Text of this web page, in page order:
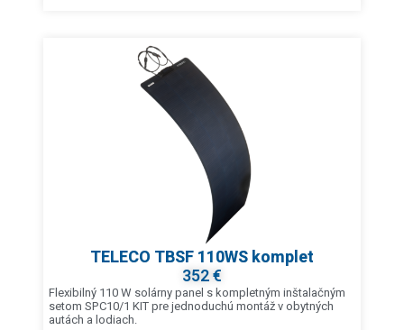
TELECO TBSF 110WS komplet
352 €
Flexibilný 110 W solárny panel s kompletným inštalačným
setom SPC10/1 KIT pre jednoduchú montáž v obytných
autách a lodiach.